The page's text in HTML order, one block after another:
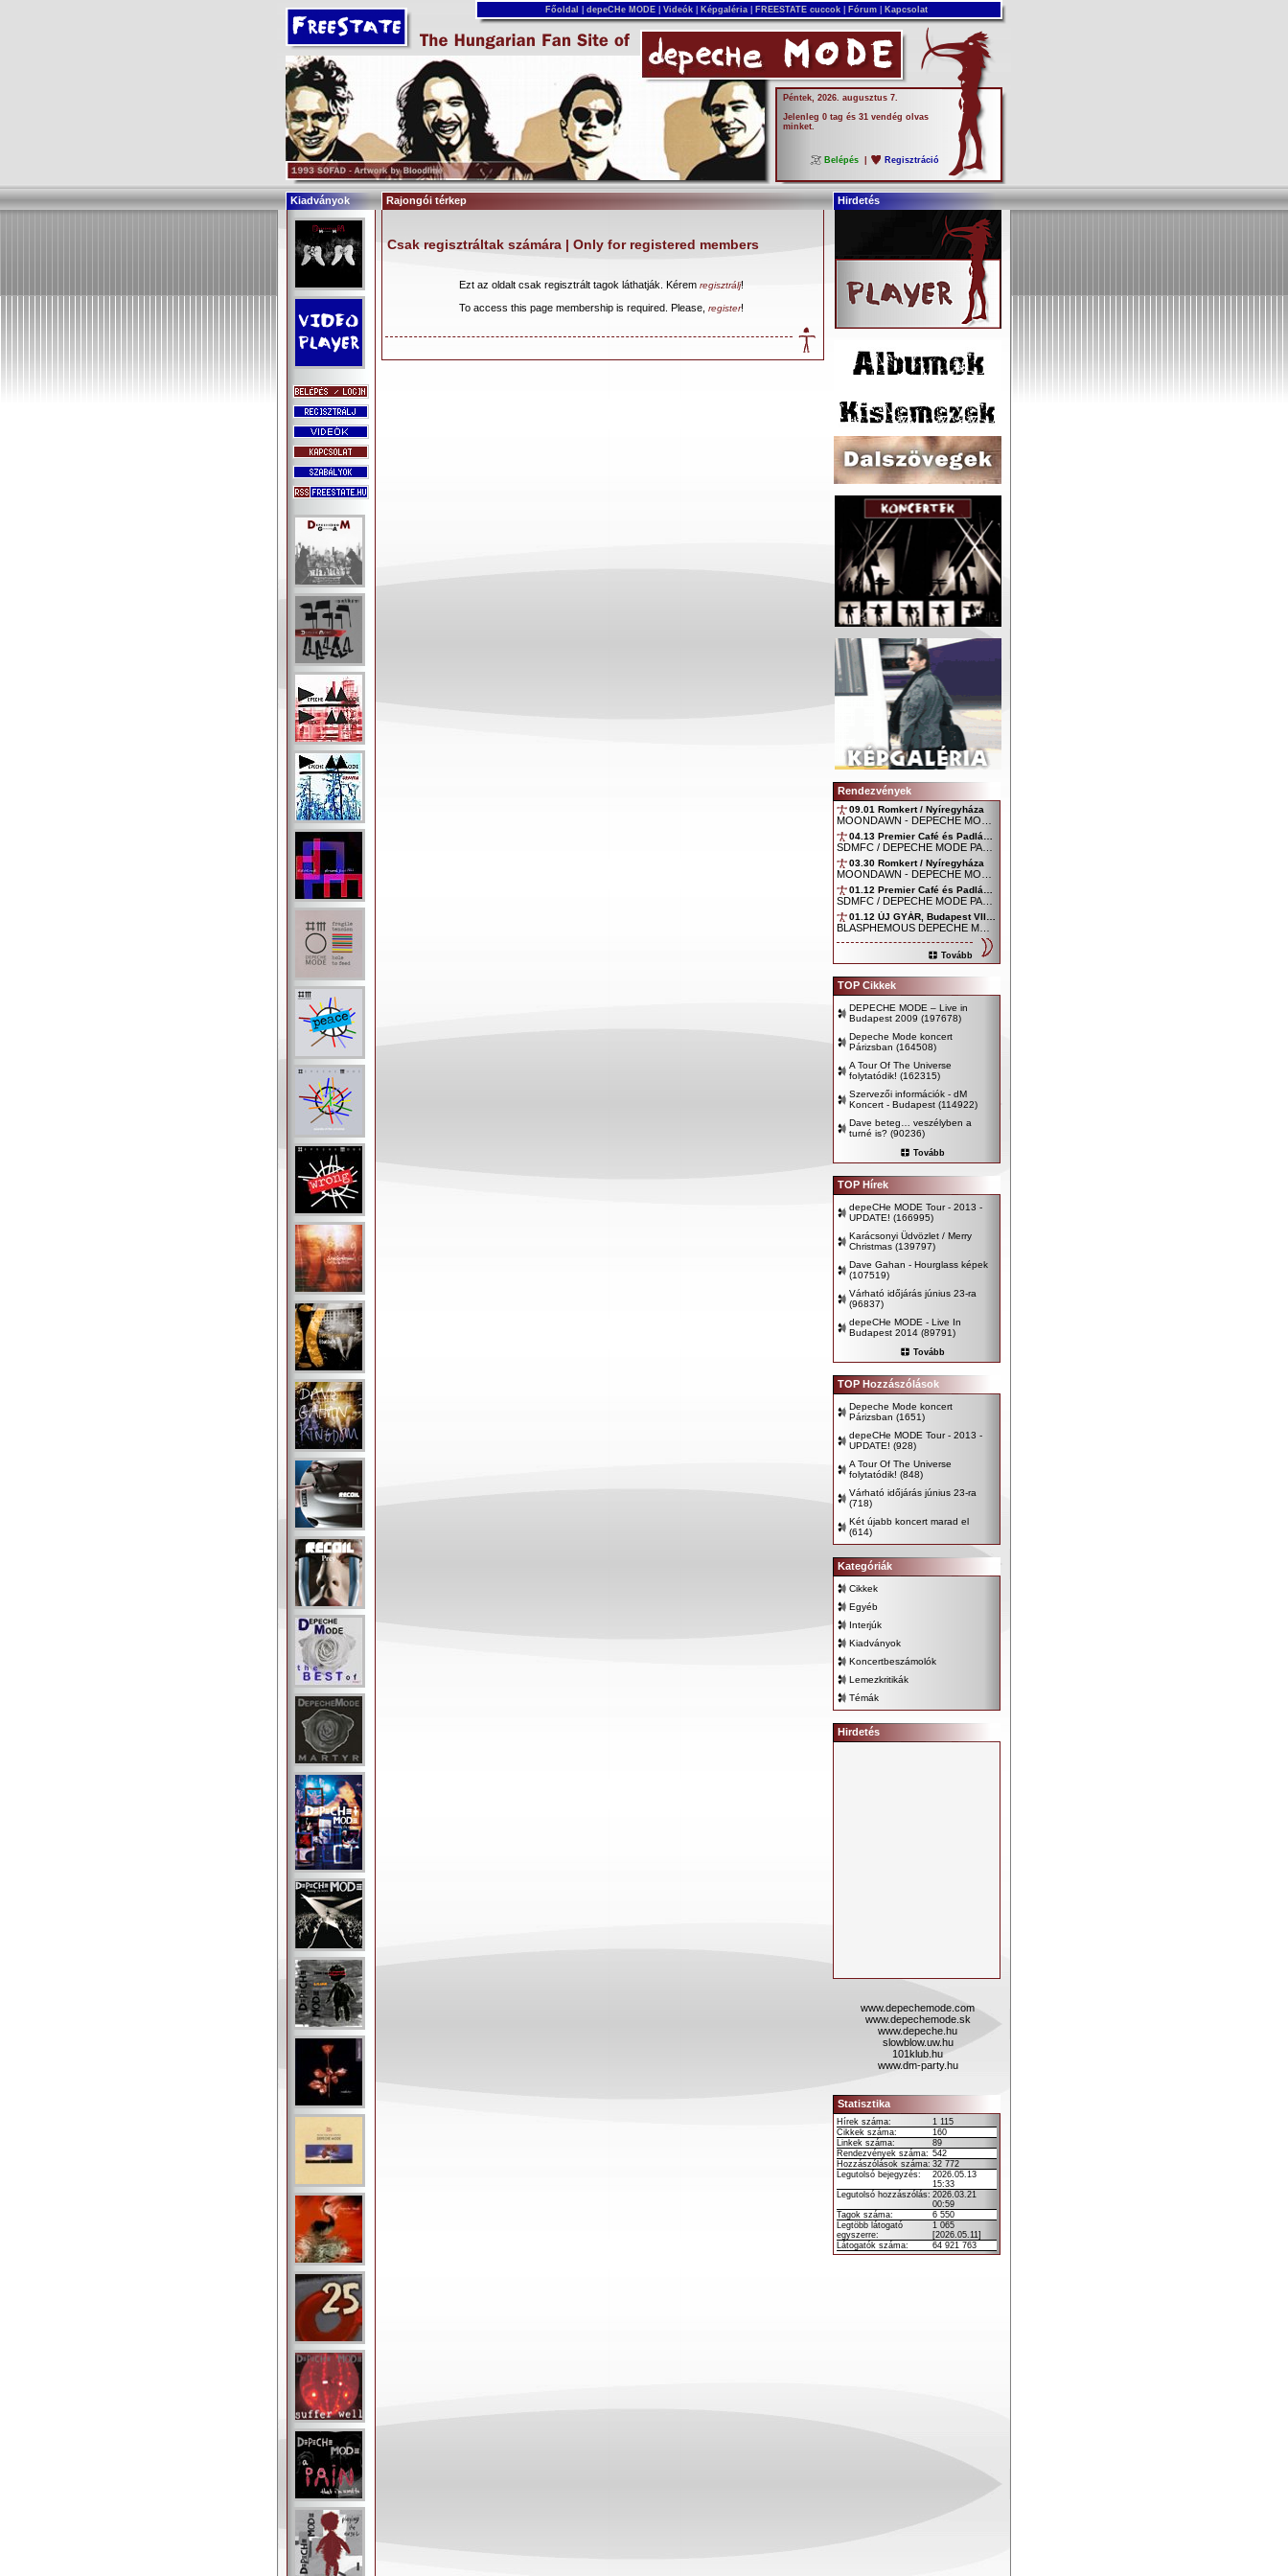
Főoldal depeCHe MODE Videók Képgaléria FREESTATE cuccok Fórum Kapcsolat
Péntek, 2026. augusztus 7.
Jelenleg 0 tag és 31 vendég olvas
minket.
Belépés Regisztráció
Kiadványok Rajongói térkep Hirdetés
Csak regisztráltak számára | Only for registered members
Ezt az oldalt csak regisztrált tagok láthatják. Kérem regisztrálj!
To access this page membership is required. Please, register!
Rendezvények
09.01 Romkert / Nyíregyháza
03.30 Romkert / Nyíregyháza
Tovább
TOP Cikkek
DEPECHE MODE – Live in
Budapest 2009 (197678)
Depeche Mode koncert
Párizsban (164508)
A Tour Of The Universe
folytatódik! (162315)
Szervezői információk - dM
Koncert - Budapest (114922)
Dave beteg… veszélyben a
turné is? (90236)
Tovább
TOP Hírek
depeCHe MODE Tour - 2013 -
UPDATE! (166995)
Karácsonyi Üdvözlet / Merry
Christmas (139797)
Dave Gahan - Hourglass képek
(107519)
Várható időjárás június 23-ra
(96837)
depeCHe MODE - Live In
Budapest 2014 (89791)
Tovább
TOP Hozzászólások
Depeche Mode koncert
Párizsban (1651)
depeCHe MODE Tour - 2013 -
UPDATE! (928)
A Tour Of The Universe
folytatódik! (848)
Várható időjárás június 23-ra
(718)
Két újabb koncert marad el
(614)
Kategóriák
Cikkek
Egyéb
Interjúk
Kiadványok
Koncertbeszámolók
Lemezkritikák
Témák
Hirdetés
www.depechemode.com
www.depechemode.sk
www.depeche.hu
slowblow.uw.hu
101klub.hu
www.dm-party.hu
Statisztika
Hírek száma:
1 115
Cikkek száma:
160
Linkek száma:
89
Rendezvények száma: 542
Hozzászólások száma: 32 772
Legutolsó bejegyzés:
2026.05.13
15:33
Legutolsó hozzászólás: 2026.03.21
00:59
Tagok száma:
6 550
Legtöbb látogató
egyszerre:
1 065
[2026.05.11]
Látogatók száma:
64 921 763